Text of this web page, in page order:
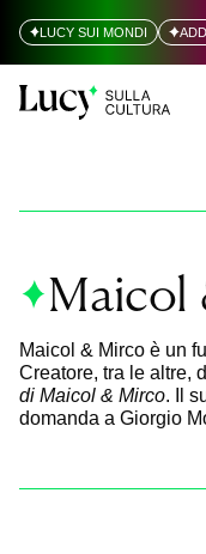
LUCY SUI MONDI
Maicol
Maicol & Mirco è un
Creatore, tra le altre,
di Maicol & Mirco. Il
domanda a Giorgio